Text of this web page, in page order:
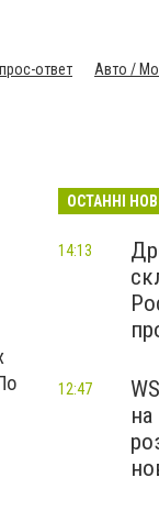
ответ
Авто /
ОСТАННІ
14:13
12:47